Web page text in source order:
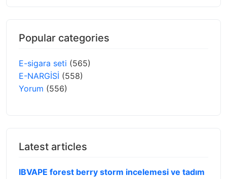
Popular categories
E-sigara seti (565)
E-NARGİSİ (558)
Yorum (556)
Latest articles
IBVAPE forest berry storm incelemesi ve tadım